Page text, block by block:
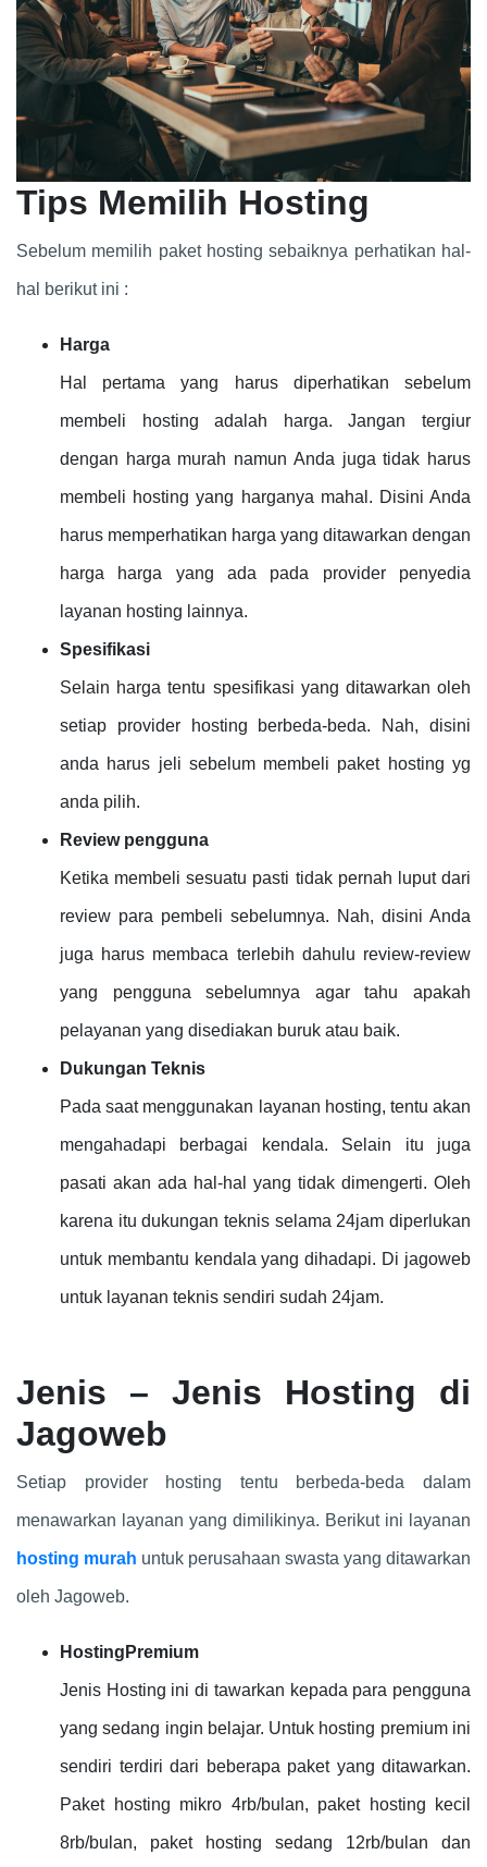
Tips Memilih Hosting
Sebelum memilih paket hosting sebaiknya perhatikan hal-
hal berikut ini :
Harga
Hal pertama yang harus diperhatikan sebelum
membeli hosting adalah harga. Jangan tergiur
dengan harga murah namun Anda juga tidak harus
membeli hosting yang harganya mahal. Disini Anda
harus memperhatikan harga yang ditawarkan dengan
harga harga yang ada pada provider penyedia
layanan hosting lainnya.
Spesifikasi
Selain harga tentu spesifikasi yang ditawarkan oleh
setiap provider hosting berbeda-beda. Nah, disini
anda harus jeli sebelum membeli paket hosting yg
anda pilih.
Review pengguna
Ketika membeli sesuatu pasti tidak pernah luput dari
review para pembeli sebelumnya. Nah, disini Anda
juga harus membaca terlebih dahulu review-review
yang pengguna sebelumnya agar tahu apakah
pelayanan yang disediakan buruk atau baik.
Dukungan Teknis
Pada saat menggunakan layanan hosting, tentu akan
mengahadapi berbagai kendala. Selain itu juga
pasati akan ada hal-hal yang tidak dimengerti. Oleh
karena itu dukungan teknis selama 24jam diperlukan
untuk membantu kendala yang dihadapi. Di jagoweb
untuk layanan teknis sendiri sudah 24jam.
Jenis – Jenis Hosting di
Jagoweb
Setiap provider hosting tentu berbeda-beda dalam
menawarkan layanan yang dimilikinya. Berikut ini layanan
hosting murah untuk perusahaan swasta yang ditawarkan
oleh Jagoweb.
HostingPremium
Jenis Hosting ini di tawarkan kepada para pengguna
yang sedang ingin belajar. Untuk hosting premium ini
sendiri terdiri dari beberapa paket yang ditawarkan.
Paket hosting mikro 4rb/bulan, paket hosting kecil
8rb/bulan, paket hosting sedang 12rb/bulan dan